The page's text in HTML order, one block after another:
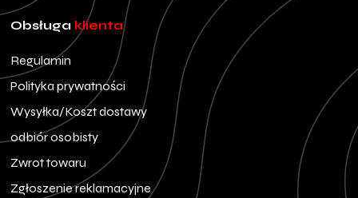
Obsługa klienta
Regulamin
Polityka prywatności
Wysyłka/Koszt dostawy
odbiór osobisty
Zwrot towaru
Zgłoszenie reklamacyjne